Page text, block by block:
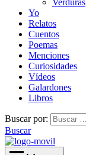
Verduras
Yo
Relatos
Cuentos
Poemas
Menciones
Curiosidades
Vídeos
Galardones
Libros
Buscar por:
Buscar